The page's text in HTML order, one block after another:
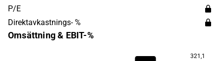
P/E
Direktavkastnings- %
Omsättning & EBIT-%
321,1